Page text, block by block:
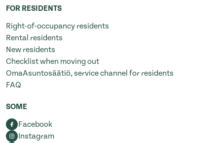
FOR RESIDENTS
Right-of-occupancy residents
Rental residents
New residents
Checklist when moving out
OmaAsuntosäätiö, service channel for residents
FAQ
SOME
Facebook
Instagram